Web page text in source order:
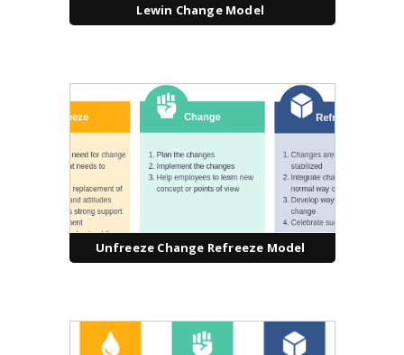
Lewin Change Model
Unfreeze Change Refreeze Model